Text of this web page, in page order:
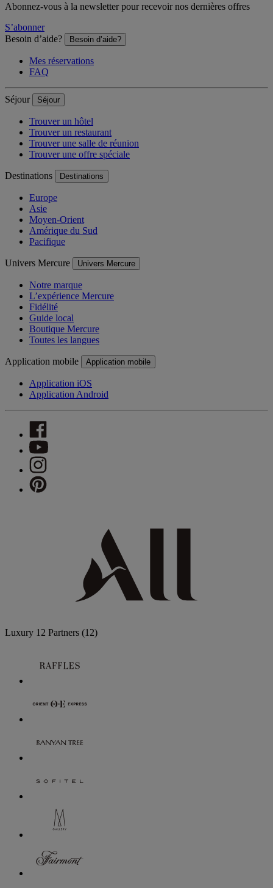
Abonnez-vous à la newsletter pour recevoir nos dernières offres
S’abonner
Besoin d’aide?
Besoin d’aide?
Mes réservations
FAQ
Séjour Séjour
Trouver un hôtel
Trouver un restaurant
Trouver une salle de réunion
Trouver une offre spéciale
Destinations Destinations
Europe
Asie
Moyen-Orient
Amérique du Sud
Pacifique
Univers Mercure Univers Mercure
Notre marque
L’expérience Mercure
Fidélité
Guide local
Boutique Mercure
Toutes les langues
Application mobile Application mobile
Application iOS
Application Android
Luxury 12 Partners (12)